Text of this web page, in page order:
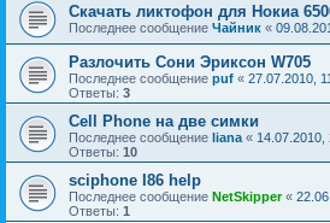
Скачать ликтофон для Нокиа
Последнее сообщение Чайник «
Разлочить Сони Эриксон W705
Последнее сообщение puf « 27.07.2010,
Ответы: 3
Cell Phone на две симки
Последнее сообщение liana « 14.07.2010,
Ответы: 10
sciphone I86 help
Последнее сообщение NetSkipper«
Ответы: 1